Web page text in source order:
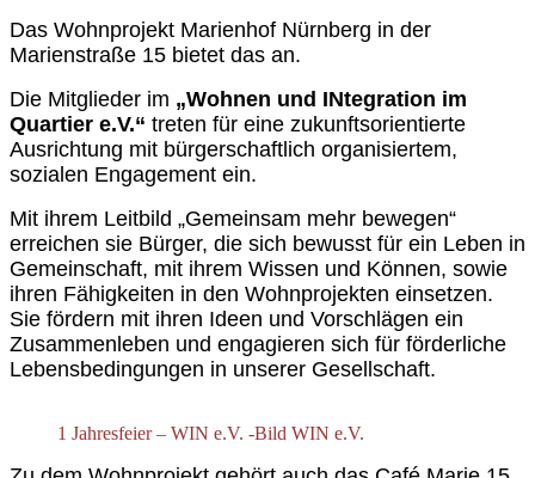
Das Wohnprojekt Marienhof Nürnberg in der
Marienstraße 15 bietet das an.
Die Mitglieder im „Wohnen und INtegration im
Quartier e.V.“ treten für eine zukunftsorientierte
Ausrichtung mit bürgerschaftlich organisiertem,
sozialen Engagement ein.
Mit ihrem Leitbild „Gemeinsam mehr bewegen“
erreichen sie Bürger, die sich bewusst für ein Leben in
Gemeinschaft, mit ihrem Wissen und Können, sowie
ihren Fähigkeiten in den Wohnprojekten einsetzen.
Sie fördern mit ihren Ideen und Vorschlägen ein
Zusammenleben und engagieren sich für förderliche
Lebensbedingungen in unserer Gesellschaft.
1 Jahresfeier – WIN e.V. -Bild WIN e.V.